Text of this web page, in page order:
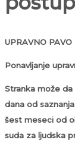
UPRAVNO PAVO
Ponavljanje
Stranka može
dana od
šest meseci od
suda za ljudska